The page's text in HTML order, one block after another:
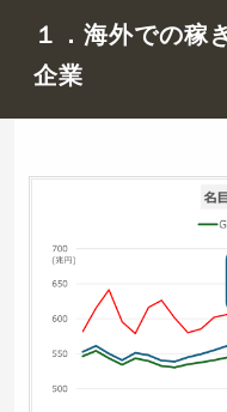
１．海外での稼
企業